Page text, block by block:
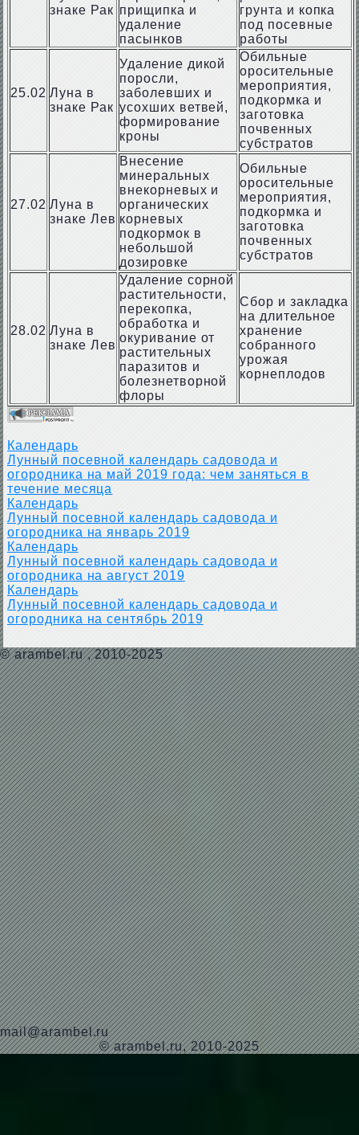
знаке Рак прищипка и
удаление
пасынков
грунта и копка
под посевные
работы
25.02 Луна в
знаке Рак
Удаление дикой
поросли,
заболевших и
усохших ветвей,
формирование
кроны
Обильные
оросительные
мероприятия,
подкормка и
заготовка
почвенных
субстратов
27.02 Луна в
знаке Лев
Внесение
минеральных
внекорневых и
органических
корневых
подкормок в
небольшой
дозировке
Обильные
оросительные
мероприятия,
подкормка и
заготовка
почвенных
субстратов
28.02 Луна в
знаке Лев
Удаление сорной
растительности,
перекопка,
обработка и
окуривание от
растительных
паразитов и
болезнетворной
флоры
Сбор и закладка
на длительное
хранение
собранного
урожая
корнеплодов
Календарь
Лунный посевной календарь садовода и
огородника на май 2019 года: чем заняться в
течение месяца
Календарь
Лунный посевной календарь садовода и
огородника на январь 2019
Календарь
Лунный посевной календарь садовода и
огородника на август 2019
Календарь
Лунный посевной календарь садовода и
огородника на сентябрь 2019
© arambel.ru, 2010-2025
mail@arambel.ru
© arambel.ru, 2010-2025